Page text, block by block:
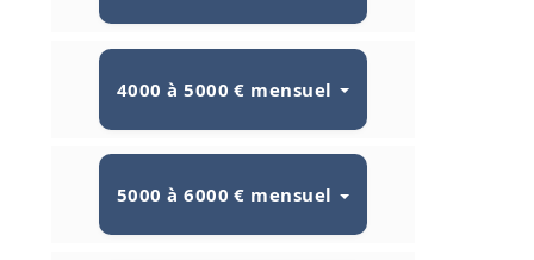
4000 à 5000 € mensuel
5000 à 6000 € mensuel